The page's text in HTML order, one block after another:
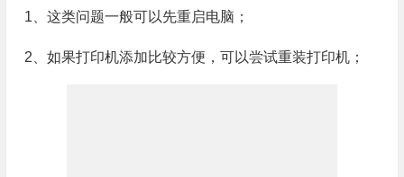
1、这类问题一般可以先重启电脑；
2、如果打印机添加比较方便，可以尝试重装打印机；